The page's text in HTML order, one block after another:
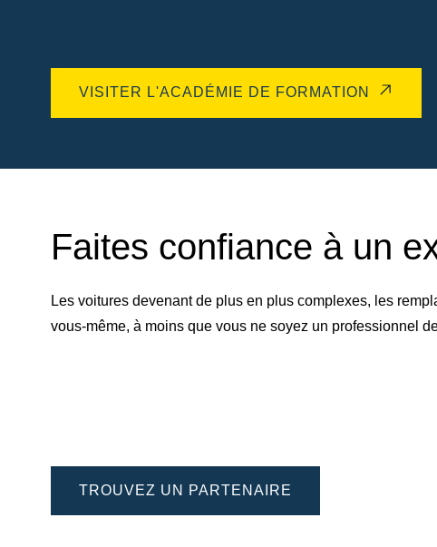
VISITER L'ACADÉMIE DE FORMATION
Faites confiance à un
Les voitures devenant de plus en plus complexes, les
vous-même, à moins que vous ne soyez un professionnel
TROUVEZ UN PARTENAIRE